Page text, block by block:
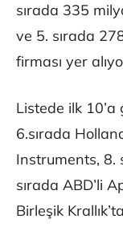
sırada 335
ve 5. sırada
firması yer
Listede ilk 10’a
6.sırada
Instruments, 8.
sırada ABD’li
Birleşik